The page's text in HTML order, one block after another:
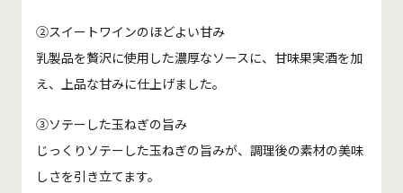
②スイートワインのほどよい甘み
乳製品を贅沢に使用した濃厚なソースに、甘味果実酒を加
え、上品な甘みに仕上げました。
③ソテーした玉ねぎの旨み
じっくりソテーした玉ねぎの旨みが、調理後の素材の美味
しさを引き立てます。